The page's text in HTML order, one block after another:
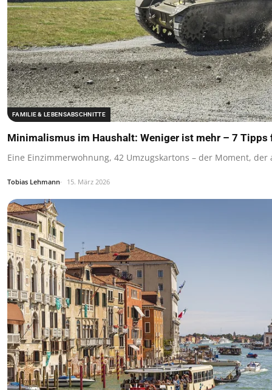
FAMILIE & LEBENSABSCHNITTE
Minimalismus im Haushalt: Weniger ist mehr – 7 Tipps
Eine Einzimmerwohnung, 42 Umzugskartons – der Moment, der
Tobias Lehmann 15. März 2026